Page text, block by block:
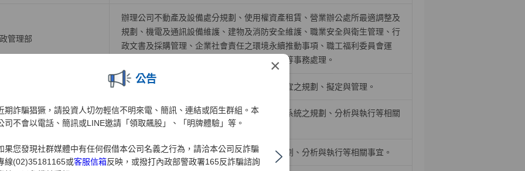
×
公告
期詐騙猖獗，請投資人切勿輕信不明來電、簡訊、連結或陌生群組。本
司不會以電話、簡訊或LINE邀請「領取飆股」、「明牌體驗」等。
果您發現社群媒體中有任何假借本公司名義之行為，請洽本公司反詐騙
線(02)35181165或客服信箱反映，或撥打內政部警政署165反詐騙諮詢
管理部
辦理公司不動產及設備處分規劃、使用權資產租賃、營業辦公處所最適調整及
規劃、機電及通訊設備維護、建物及消防安全維護、職業安全與衛生管理、行
政文書及採購管理、企業社會責任之環境永續推動事項、職工福利委員會運
作、警衛保全及司機管理、自有大樓房舍管理等事務處理。
掌理硬體設備、機房、資料倉儲應用等相關事宜之規劃、擬定與管理。
訊系統開發一部
掌理各業務開戶、帳務、交割結算等相關應用系統之規劃、分析與執行等相關
事宜。
訊系統開發二部 掌理下單交易、電子中台及策略應用系統之規劃、分析與執行等相關事宜。